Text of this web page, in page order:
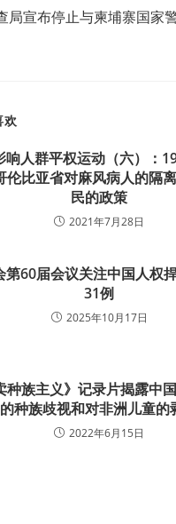
局宣布停止与柬埔寨国家
欢
响人群平权运动（六）：
伦比亚省对麻风病人的隔
民的政策
2021年7月28日
第60届会议关注中国人权
31例
2025年10月17日
种族主义》记录片揭露中
的种族歧视和对非洲儿童的
2022年6月15日